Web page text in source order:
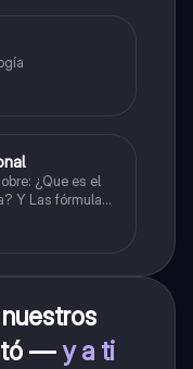
¿Que es el
Y Las fórmulas
derivadas.
—y a ti